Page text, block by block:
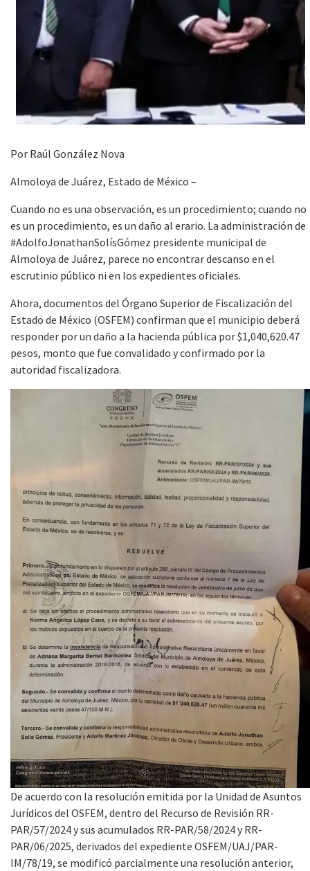
Por Raúl González Nova
Almoloya de Juárez, Estado de México –
Cuando no es una observación, es un procedimiento; cuando no
es un procedimiento, es un daño al erario. La administración de
#AdolfoJonathanSolísGómez presidente municipal de
Almoloya de Juárez, parece no encontrar descanso en el
escrutinio público ni en los expedientes oficiales.
Ahora, documentos del Órgano Superior de Fiscalización del
Estado de México (OSFEM) confirman que el municipio deberá
responder por un daño a la hacienda pública por $1,040,620.47
pesos, monto que fue convalidado y confirmado por la
autoridad fiscalizadora.
De acuerdo con la resolución emitida por la Unidad de Asuntos
Jurídicos del OSFEM, dentro del Recurso de Revisión RR-
PAR/57/2024 y sus acumulados RR-PAR/58/2024 y RR-
PAR/06/2025, derivados del expediente OSFEM/UAJ/PAR-
IM/78/19, se modificó parcialmente una resolución anterior,